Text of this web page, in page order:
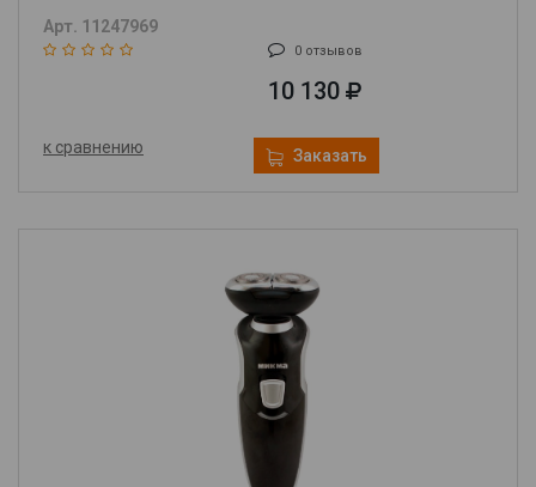
Арт. 11247969
0 отзывов
10 130
к сравнению Заказать